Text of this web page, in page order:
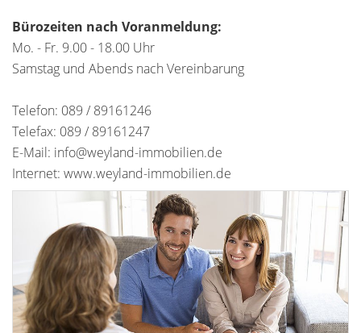
Bürozeiten nach Voranmeldung:
Mo. - Fr. 9.00 - 18.00 Uhr
Samstag und Abends nach Vereinbarung
Telefon: 089 / 89161246
Telefax: 089 / 89161247
E-Mail: info@weyland-immobilien.de
Internet: www.weyland-immobilien.de